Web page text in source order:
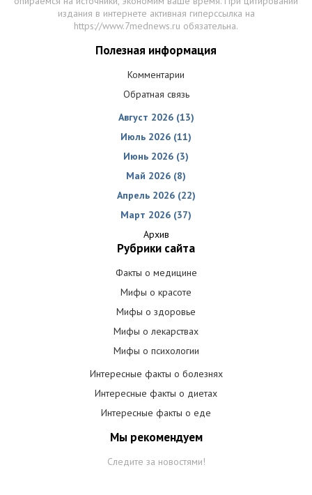
издания в интернете активная гиперссылка на
https://www.7mednews.ru обязательна.
Полезная информация
Комментарии
Обратная связь
Август 2026 (13)
Июль 2026 (11)
Июнь 2026 (3)
Май 2026 (8)
Апрель 2026 (22)
Март 2026 (37)
Архив
Рубрики сайта
Факты о медицине
Мифы о красоте
Мифы о здоровье
Мифы о лекарствах
Мифы о психологии
Интересные факты о болезнях
Интересные факты о диетах
Интересные факты о еде
Мы рекомендуем
Следите за новостями!